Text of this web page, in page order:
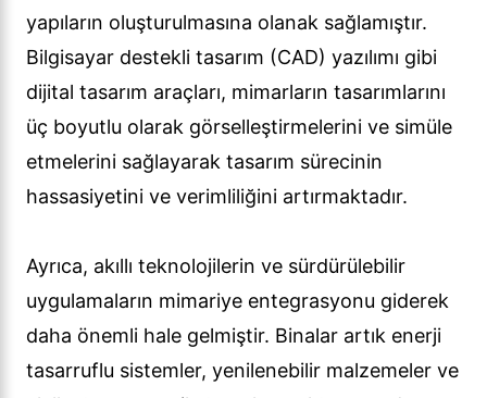
yapıların oluşturulmasına olanak sağlamıştır.
Bilgisayar destekli tasarım (CAD) yazılımı gibi
dijital tasarım araçları, mimarların tasarımlarını
üç boyutlu olarak görselleştirmelerini ve simüle
etmelerini sağlayarak tasarım sürecinin
hassasiyetini ve verimliliğini artırmaktadır.
Ayrıca, akıllı teknolojilerin ve sürdürülebilir
uygulamaların mimariye entegrasyonu giderek
daha önemli hale gelmiştir. Binalar artık enerji
tasarruflu sistemler, yenilenebilir malzemeler ve